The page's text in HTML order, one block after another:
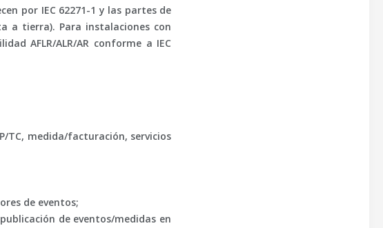
por IEC 62271-1 y las partes de
a tierra). Para instalaciones con
AFLR/ALR/AR conforme a IEC
TC, medida/facturación, servicios
de eventos;
de eventos/medidas en